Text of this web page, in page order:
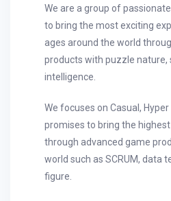
We are a group of
to bring the most exciting
ages around the world
products with puzzle nature,
intelligence.
We focuses on Casual,
promises to bring the
through advanced game
world such as SCRUM, data
figure.